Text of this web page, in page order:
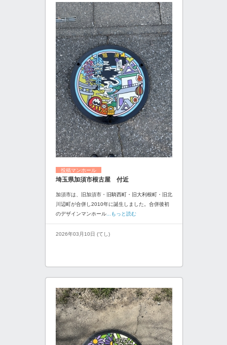
投稿マンホール
埼玉県加須市根古屋 付近
加須市は、旧加須市・旧騎西町・旧大利根町・旧北
川辺町が合併し2010年に誕生しました。合併後初
のデザインマンホール ...もっと読む
2026年03月10日 (てし)